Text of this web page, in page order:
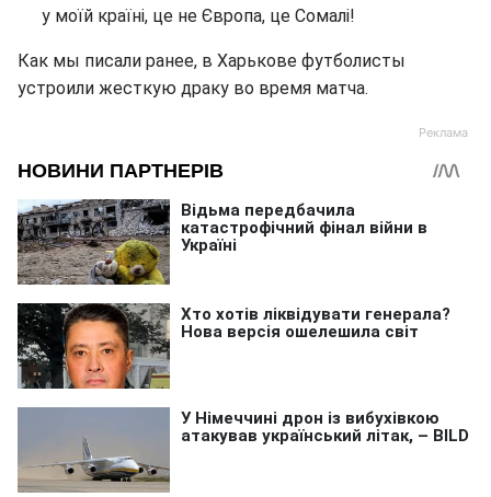
у моїй країні, це не Європа, це Сомалi!
Как мы писали ранее, в Харькове футболисты
устроили жесткую драку во время матча.